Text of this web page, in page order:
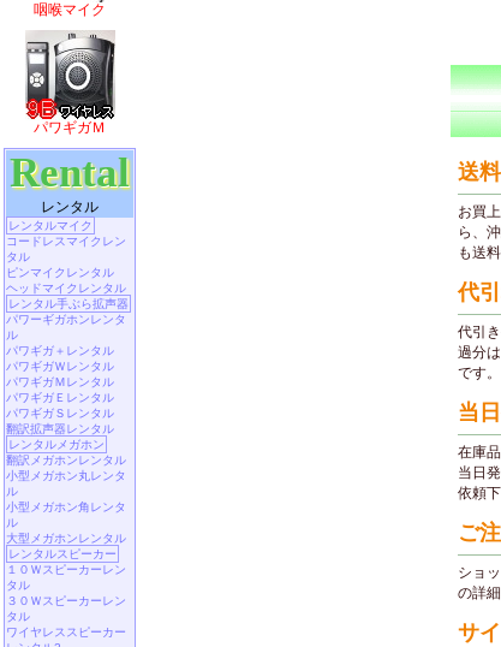
咽喉マイク
パワギガＭ
Rental
レンタル
レンタルマイク
コードレスマイクレン
タル
ピンマイクレンタル
ヘッドマイクレンタル
レンタル手ぶら拡声器
パワーギガホンレンタ
ル
パワギガ＋レンタル
パワギガＷレンタル
パワギガＭレンタル
パワギガＥレンタル
パワギガＳレンタル
翻訳拡声器レンタル
レンタルメガホン
翻訳メガホンレンタル
小型メガホン丸レンタ
ル
小型メガホン角レンタ
ル
大型メガホンレンタル
レンタルスピーカー
１０Ｗスピーカーレン
タル
３０Ｗスピーカーレン
タル
ワイヤレススピーカー